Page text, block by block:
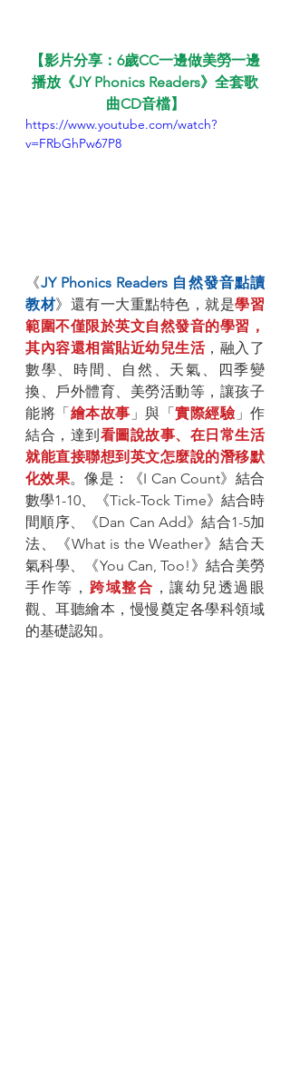
【影片分享：6歲CC一邊做美勞一邊
播放《JY Phonics Readers》全套歌
曲CD音檔】
https://www.youtube.com/watch?
v=FRbGhPw67P8
《JY Phonics Readers 自然發音點讀
教材》還有一大重點特色，就是學習
範圍不僅限於英文自然發音的學習，
其內容還相當貼近幼兒生活，融入了
數學、時間、自然、天氣、四季變
換、戶外體育、美勞活動等，讓孩子
能將「繪本故事 」與「實際經驗」作
結合，達到看圖說故事、在日常生活
就能直接聯想到英文怎麼說的潛移默
化效果。像是：《I Can Count》結合
數學1-10、《Tick-Tock Time》結合時
間順序、《Dan Can Add》結合1-5加
法、《What is the Weather》結合天
氣科學、《You Can, Too!》結合美勞
手作等， 跨域整合 ，讓幼兒透過眼
觀、耳聽繪本，慢慢奠定各學科領域
的基礎認知。